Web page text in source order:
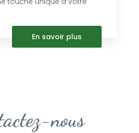
En savoir plus
nous